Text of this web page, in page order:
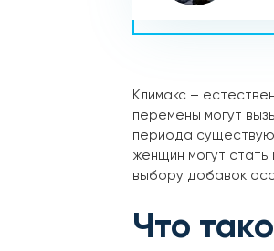
Климакс –
перемены могут
периода
женщин могут
выбору добавок
Что